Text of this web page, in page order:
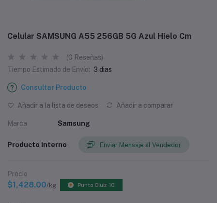
Celular SAMSUNG A55 256GB 5G Azul Hielo Cm
(0 Reseñas)
Tiempo Estimado de Envío: 3 dias
Consultar Producto
Añadir a la lista de deseos Añadir a comparar
Marca Samsung
Producto interno Enviar Mensaje al Vendedor
Precio
$1,428.00/kg Punto Club: 10